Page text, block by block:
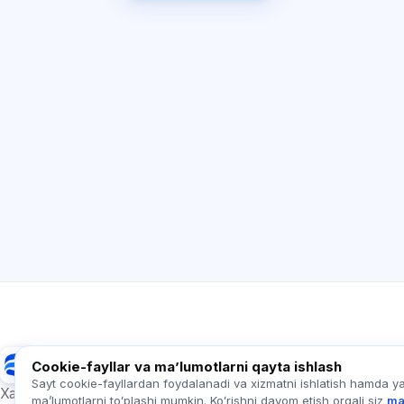
Exalify
Xalqaro til imtihonlariga tayyorgarlik
Cookie-fayllar va maʼlumotlarni qayta ishlash
Sayt cookie-fayllardan foydalanadi va xizmatni ishlatish hamda
maʼlumotlarni toʻplashi mumkin. Koʻrishni davom etish orqali siz